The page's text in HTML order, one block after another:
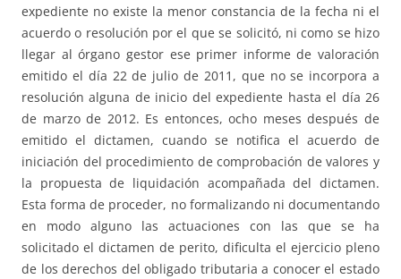
expediente no existe la menor constancia de la fecha ni el
acuerdo o resolución por el que se solicitó, ni como se hizo
llegar al órgano gestor ese primer informe de valoración
emitido el día 22 de julio de 2011, que no se incorpora a
resolución alguna de inicio del expediente hasta el día 26
de marzo de 2012. Es entonces, ocho meses después de
emitido el dictamen, cuando se notifica el acuerdo de
iniciación del procedimiento de comprobación de valores y
la propuesta de liquidación acompañada del dictamen.
Esta forma de proceder, no formalizando ni documentando
en modo alguno las actuaciones con las que se ha
solicitado el dictamen de perito, dificulta el ejercicio pleno
de los derechos del obligado tributaria a conocer el estado